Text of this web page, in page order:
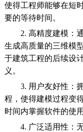
使得工程师能够在短
要的等待时间。
2. 高精度建模：通
生成高质量的三维模
于建筑工程的后续设
义。
3. 用户友好性：拥
程，使得建模过程变
时间内掌握软件的使
4. 广泛适用性：无